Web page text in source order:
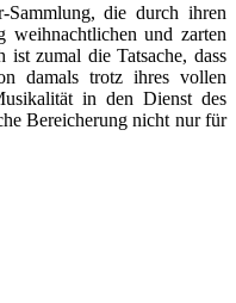
Sammlung, die durch ihren
weihnachtlichen und zarten
ist zumal die Tatsache, dass
damals trotz ihres vollen
in den Dienst des
Bereicherung nicht nur für